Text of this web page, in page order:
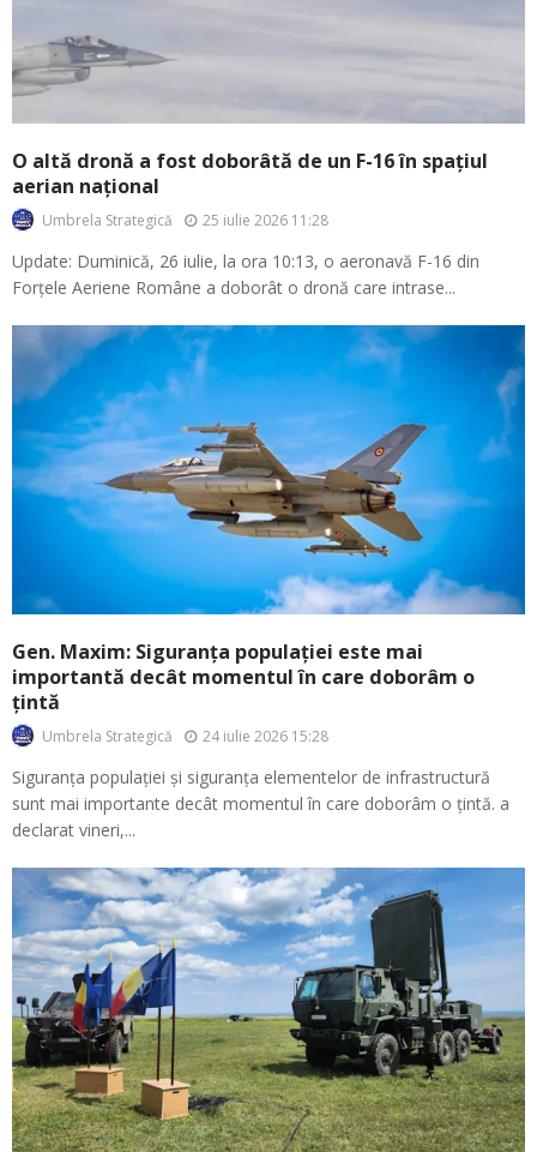
O altă dronă a fost doborâtă de un F-16 în spațiul
aerian național
Umbrela Strategică 25 iulie 2026 11:28
Update: Duminică, 26 iulie, la ora 10:13, o aeronavă F-16 din
Forțele Aeriene Române a doborât o dronă care intrase...
Gen. Maxim: Siguranța populației este mai
importantă decât momentul în care doborâm o
țintă
Umbrela Strategică 24 iulie 2026 15:28
Siguranța populației și siguranța elementelor de infrastructură
sunt mai importante decât momentul în care doborâm o țintă. a
declarat vineri,...